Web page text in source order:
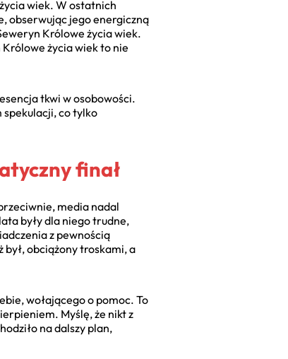
wiek. W ostatnich
obserwując jego energiczną
Królowe życia wiek.
życia wiek to nie
tkwi w osobowości.
spekulacji, co tylko
finał
media nadal
były dla niego trudne,
z pewnością
był, obciążony troskami, a
wołającego o pomoc. To
Myślę, że nikt z
na dalszy plan,